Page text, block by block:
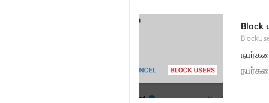
Block